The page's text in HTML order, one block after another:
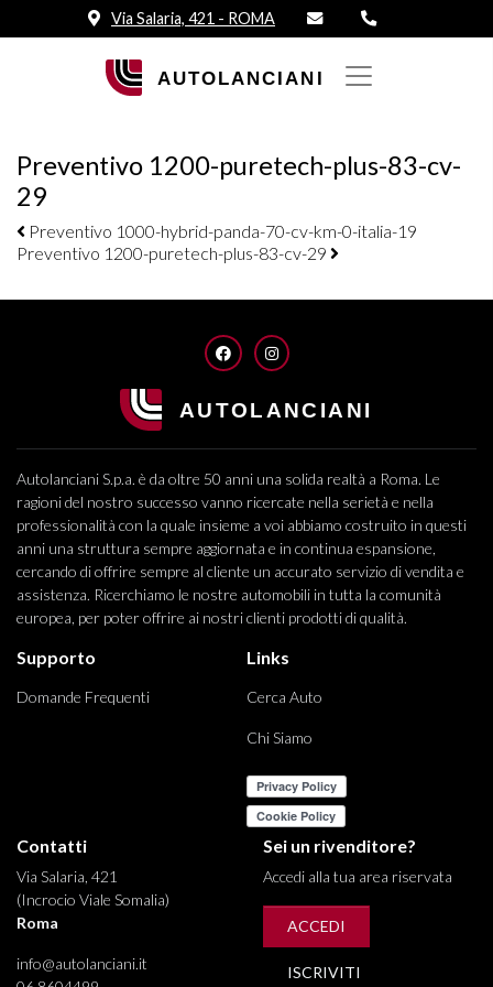
Via Salaria, 421 - ROMA
Preventivo 1200-puretech-plus-83-cv-
29
Navigazione elementi
Preventivo 1000-hybrid-panda-70-cv-km-0-italia-19
Preventivo 1200-puretech-plus-83-cv-29
FACEBOOKINSTAGRAM
Autolanciani S.p.a. è da oltre 50 anni una solida realtà a Roma. Le
ragioni del nostro successo vanno ricercate nella serietà e nella
professionalità con la quale insieme a voi abbiamo costruito in questi
anni una struttura sempre aggiornata e in continua espansione,
cercando di offrire sempre al cliente un accurato servizio di vendita e
assistenza. Ricerchiamo le nostre automobili in tutta la comunità
europea, per poter offrire ai nostri clienti prodotti di qualità.
Supporto
Domande Frequenti
Links
Cerca Auto
Chi Siamo
Contatti
Via Salaria, 421
(Incrocio Viale Somalia)
Roma
info@autolanciani.it
Sei un rivenditore?
Accedi alla tua area riservata
ACCEDI
ISCRIVITI